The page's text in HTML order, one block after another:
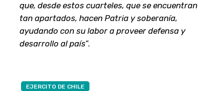
que, desde estos cuarteles, que se encuentran
tan apartados, hacen Patria y soberanía,
ayudando con su labor a proveer defensa y
desarrollo al país”.
EJERCITO DE CHILE